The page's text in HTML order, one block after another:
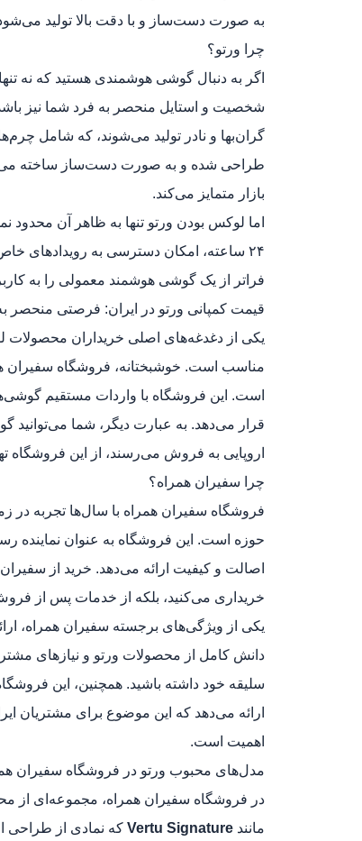
به صورت دست‌ساز و با دقت بالا تولید
چرا ورتو؟
اگر به دنبال گوشی هوشمندی هستید که نه
شخصیت و استایل منحصر به فرد شما نیز
گران‌بها و نادر تولید می‌شوند، که شامل
طراحی شده و به صورت دست‌ساز ساخته
بازار متمایز می‌کند.
اما لوکس بودن ورتو تنها به ظاهر آن
فراتر از یک گوشی هوشمند معمولی را به
قیمت کمپانی ورتو در ایران: فرصتی منحصر
یکی از دغدغه‌های اصلی خریداران
مناسب است. خوشبختانه، فروشگاه سفیران
است. این فروشگاه با واردات مستقیم
قرار می‌دهد. به عبارت دیگر، شما می‌توانید
اروپایی به فروش می‌رسند، از این فروشگاه
چرا سفیران همراه؟
فروشگاه سفیران همراه با سال‌ها تجربه در
حوزه است. این فروشگاه به عنوان نماینده
اصالت و کیفیت ارائه می‌دهد. خرید از
خریداری می‌کنید، بلکه از خدمات پس از
یکی از ویژگی‌های برجسته سفیران همراه،
دانش کامل از محصولات ورتو و نیازهای
سلیقه خود داشته باشید. همچنین، این
ارائه می‌دهد که این موضوع برای مشتریان
اهمیت است.
مدل‌های محبوب ورتو در فروشگاه سفیران
در فروشگاه سفیران همراه، مجموعه‌ای از
مانند Vertu Signature که نمادی از طراحی